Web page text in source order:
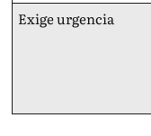
Exige urgencia